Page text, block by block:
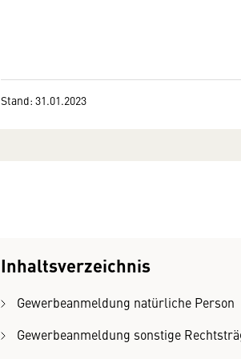
Stand: 31.01.2023
Inhaltsverzeichnis
Gewerbeanmeldung natürliche Person
Gewerbeanmeldung sonstige